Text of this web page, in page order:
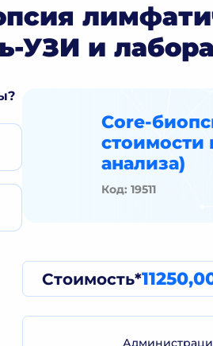
УЗИ и
Core-
стоимости
анализа)
Код: 19511
Стоимость*